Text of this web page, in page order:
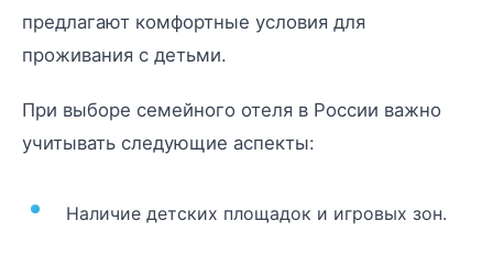
предлагают комфортные условия для
проживания с детьми.
При выборе семейного отеля в России важно
учитывать следующие аспекты:
Наличие детских площадок и игровых зон.